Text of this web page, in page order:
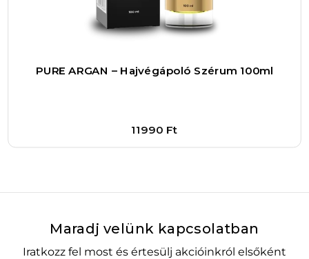
PURE ARGAN – Hajvégápoló Szérum 100ml
11990 Ft
– 1 +
Maradj velünk kapcsolatban
Iratkozz fel most és értesülj akcióinkról elsőként